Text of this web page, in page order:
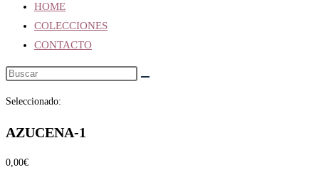
HOME
COLECCIONES
CONTACTO
Seleccionado:
AZUCENA-1
0,00€